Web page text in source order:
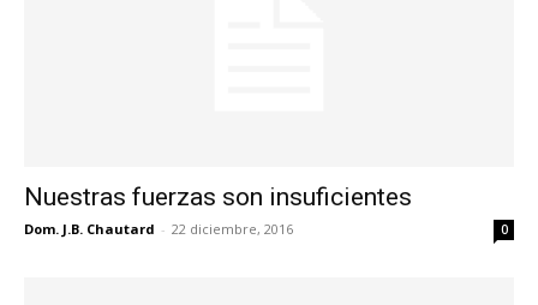
Nuestras fuerzas son insuficientes
Dom. J.B. Chautard - 22 diciembre, 2016 0